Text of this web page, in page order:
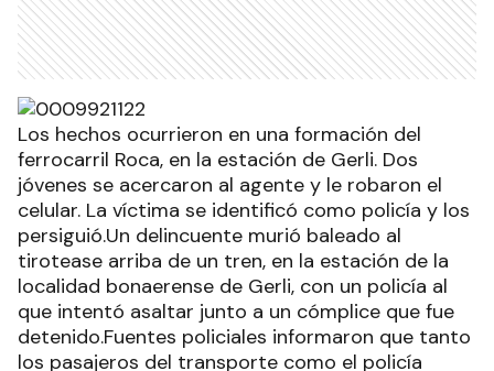
Los hechos ocurrieron en una formación del
ferrocarril Roca, en la estación de Gerli. Dos
jóvenes se acercaron al agente y le robaron el
celular. La víctima se identificó como policía y los
persiguió.Un delincuente murió baleado al
tirotease arriba de un tren, en la estación de la
localidad bonaerense de Gerli, con un policía al
que intentó asaltar junto a un cómplice que fue
detenido.Fuentes policiales informaron que tanto
los pasajeros del transporte como el policía